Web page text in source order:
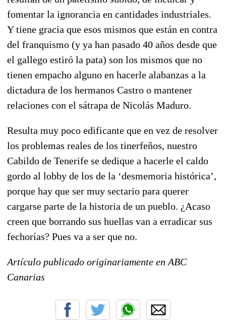
fomentar la ignorancia en cantidades industriales.
Y tiene gracia que esos mismos que están en contra
del franquismo (y ya han pasado 40 años desde que
el gallego estiró la pata) son los mismos que no
tienen empacho alguno en hacerle alabanzas a la
dictadura de los hermanos Castro o mantener
relaciones con el sátrapa de Nicolás Maduro.
Resulta muy poco edificante que en vez de resolver
los problemas reales de los tinerfeños, nuestro
Cabildo de Tenerife se dedique a hacerle el caldo
gordo al lobby de los de la ‘desmemoria histórica’,
porque hay que ser muy sectario para querer
cargarse parte de la historia de un pueblo. ¿Acaso
creen que borrando sus huellas van a erradicar sus
fechorías? Pues va a ser que no.
Artículo publicado originariamente en ABC
Canarias